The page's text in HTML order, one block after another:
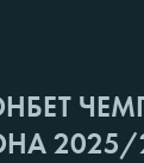
2025/